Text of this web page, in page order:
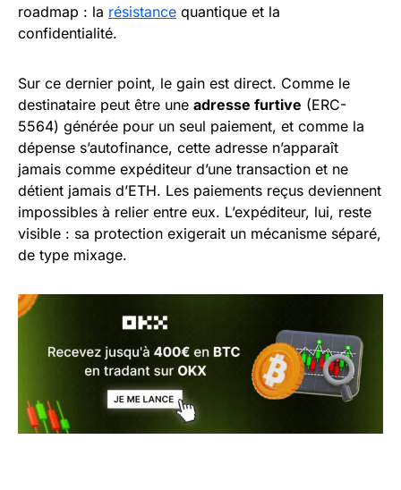
roadmap : la résistance quantique et la
confidentialité.
Sur ce dernier point, le gain est direct. Comme le
destinataire peut être une adresse furtive (ERC-
5564) générée pour un seul paiement, et comme la
dépense s’autofinance, cette adresse n’apparaît
jamais comme expéditeur d’une transaction et ne
détient jamais d’ETH. Les paiements reçus deviennent
impossibles à relier entre eux. L’expéditeur, lui, reste
visible : sa protection exigerait un mécanisme séparé,
de type mixage.